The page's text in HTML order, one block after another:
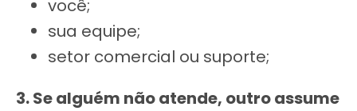
você;
sua equipe;
setor comercial ou suporte;
3. Se alguém não atende, outro assume